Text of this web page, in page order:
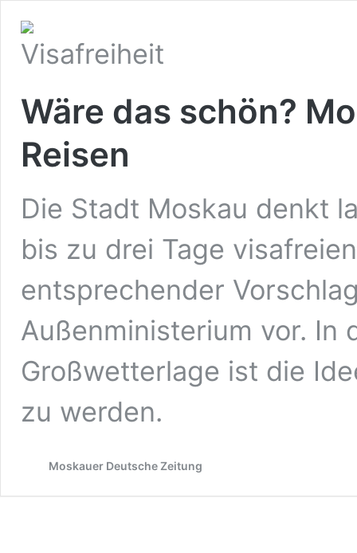
Wäre das schön?
Reisen
Die Stadt Moskau denkt
bis zu drei Tage
entsprechender
Außenministerium vor.
Großwetterlage ist die
zu werden.
Moskauer Deutsche Zeitung